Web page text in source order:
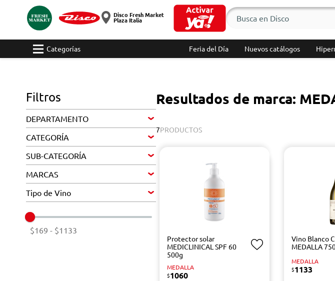
Disco Fresh Market
Plaza Italia
Categorías Feria del Día Nuevos catálogos
Filtros
DEPARTAMENTO
CATEGORÍA
SUB-CATEGORÍA
MARCAS
Tipo de Vino
$169 - $1133
Resultados de marca:
7PRODUCTOS
Protector solar
MEDICLINICAL SPF 60
500g
MEDALLA
$1060
Vino Blanco
MEDALLA
MEDALLA
$1133